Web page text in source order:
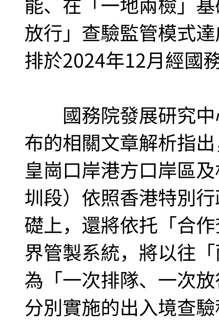
放行」查驗監管模式
排於2024年12月經國
國務院發展研究中
布的相關文章解析指
皇崗口岸港方口岸區
圳段）依照香港特別
礎上，還將依托「合
界管製系統，將以往
為「一次排隊、一次
分別實施的出入境查